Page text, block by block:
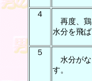
４
再度、鶏
水分を飛ば
５
水分がな
す。